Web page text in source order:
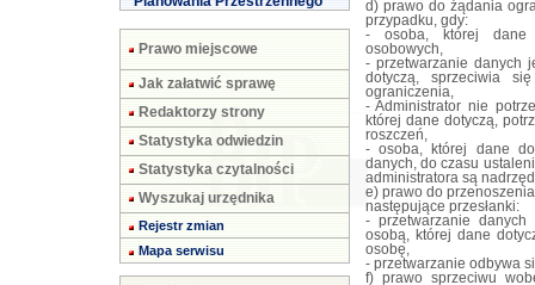
Prawo miejscowe
Jak załatwić sprawę
Redaktorzy strony
Statystyka odwiedzin
Statystyka czytalności
Wyszukaj urzędnika
Rejestr zmian
Mapa serwisu
d) prawo do żądania
przypadku, gdy:
- osoba, której dane
osobowych,
- przetwarzanie danych
dotyczą, sprzeciwia
ograniczenia,
- Administrator nie
której dane dotyczą,
roszczeń,
- osoba, której dane
danych, do czasu
administratora są
e) prawo do
następujące przesłanki:
- przetwarzanie
osobą, której dane
osobę,
- przetwarzanie odbywa
f) prawo sprzeciwu